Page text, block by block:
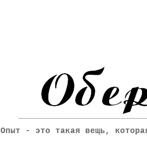
Опыт - это такая вещь,